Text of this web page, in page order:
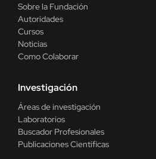
Sobre la Fundación
Autoridades
Cursos
Noticias
Como Colaborar
Investigación
Áreas de investigación
Laboratorios
Buscador Profesionales
Publicaciones Científicas